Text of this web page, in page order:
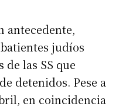
antecedente,
judíos
las SS que
detenidos. Pese a
en coincidencia